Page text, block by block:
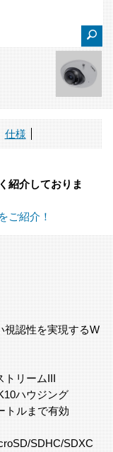
仕様
紹介しておりま
ご紹介！
視認性を実現するW
トリームIII
ハウジング
トルまで有効
SDHC/SDXC